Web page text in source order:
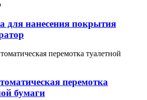
нанесения покрытия
перемотка
бумаги